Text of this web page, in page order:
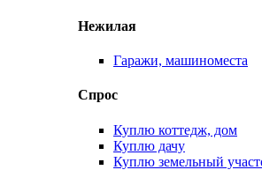
Нежилая
Гаражи, машиноместа
Спрос
Куплю коттедж, дом
Куплю дачу
Куплю земельный